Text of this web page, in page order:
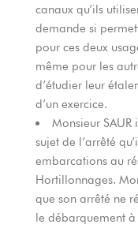
canaux qu’ils
demande si
pour ces deux
même pour les
d’étudier leur
d’un exercice.
Monsieur SAUR
sujet de l’arrêté
embarcations au
Hortillonnages.
que son arrêté ne
le débarquement